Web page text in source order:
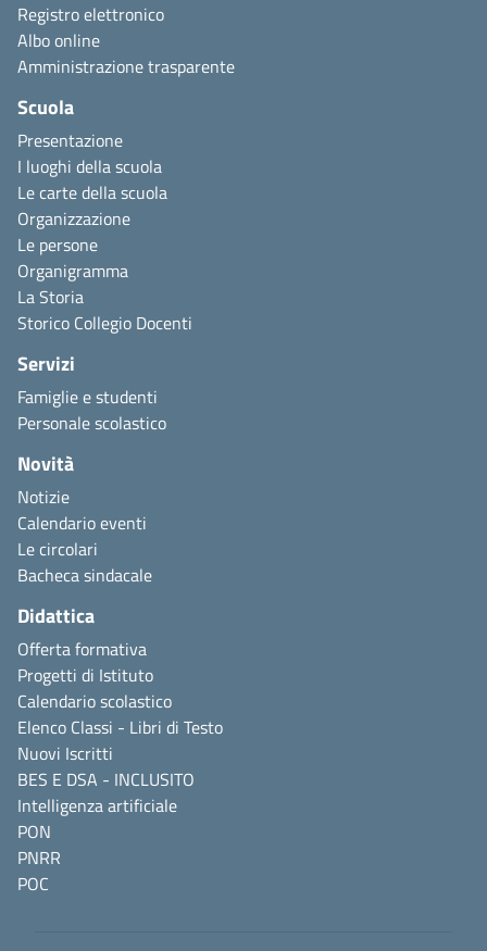
Registro elettronico
Albo online
Amministrazione trasparente
Scuola
Presentazione
I luoghi della scuola
Le carte della scuola
Organizzazione
Le persone
Organigramma
La Storia
Storico Collegio Docenti
Servizi
Famiglie e studenti
Personale scolastico
Novità
Notizie
Calendario eventi
Le circolari
Bacheca sindacale
Didattica
Offerta formativa
Progetti di Istituto
Calendario scolastico
Elenco Classi - Libri di Testo
Nuovi Iscritti
BES E DSA - INCLUSITO
Intelligenza artificiale
PON
PNRR
POC